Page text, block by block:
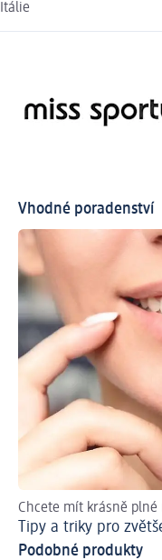
Itálie
Vhodné poradenství
Chcete mít krásně
Tipy a triky pro
Podobné produkty